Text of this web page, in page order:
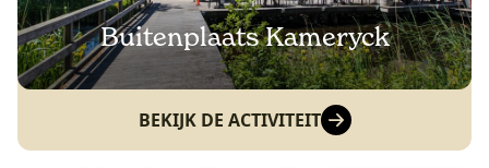
Buitenplaats Kameryck
BEKIJK DE ACTIVITEIT